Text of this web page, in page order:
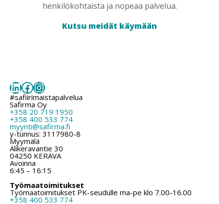
henkilökohtaista ja nopeaa palvelua.
Kutsu meidät käymään
LinkedIn
Facebook
Instagram
#safiirimaistapalvelua
Safirma Oy
+358 20 719 1950
+358 400 533 774
myynti@safirma.fi
y-tunnus: 3117980-8
Myymälä
Alikeravantie 30
04250 KERAVA
Avoinna
6:45 – 16:15
Työmaatoimitukset
Työmaatoimitukset PK-seudulle ma-pe klo 7.00-16.00
+358 400 533 774